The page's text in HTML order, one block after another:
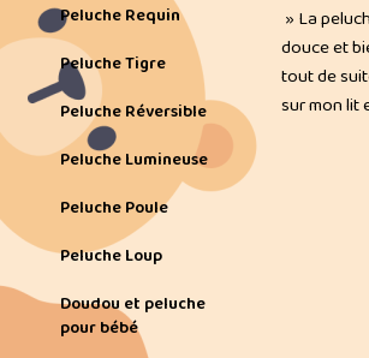
Peluche Requin
Peluche Tigre
Peluche Réversible
Peluche Lumineuse
Peluche Poule
Peluche Loup
Doudou et peluche
pour bébé
» La
douce et
tout de
sur mon lit